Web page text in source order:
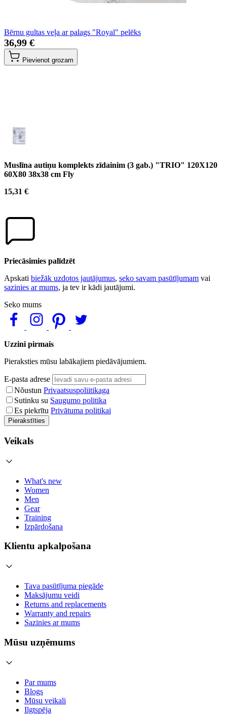
Bērnu gultas veļa ar palags "Royal" pelēks
36,99 €
Pievienot grozam
Muslīna autiņu komplekts zīdainim (3 gab.) "TRIO" 120X120
60X80 38x38 cm Fly
15,31 €
Priecāsimies palīdzēt
Apskati biežāk uzdotos jautājumus, seko savam pasūtījumam vai
sazinies ar mums, ja tev ir kādi jautājumi.
Seko mums
Uzzini pirmais
Pieraksties mūsu labākajiem piedāvājumiem.
E-pasta adrese
Nõustun Privaatsuspoliitikaga
Sutinku su Saugumo politika
Es piekrītu Privātuma politikai
Pierakstīties
Veikals
What's new
Women
Men
Gear
Training
Izpārdošana
Klientu apkalpošana
Tava pasūtījuma piegāde
Maksājumu veidi
Returns and replacements
Warranty and repairs
Sazinies ar mums
Mūsu uzņēmums
Par mums
Blogs
Mūsu veikali
Ilgtspēja